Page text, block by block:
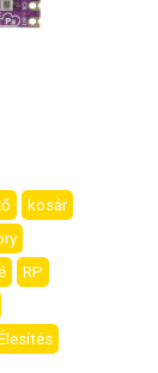
kosár
RP